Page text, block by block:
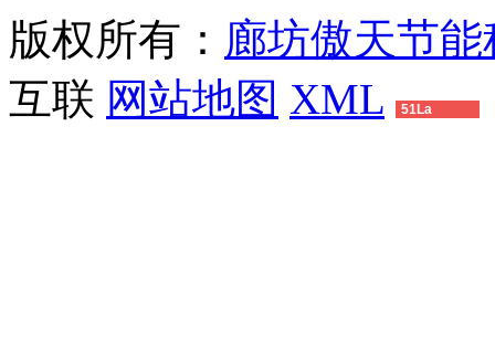
版权所有： 廊坊傲天节
互联 网站地图 XML 51La